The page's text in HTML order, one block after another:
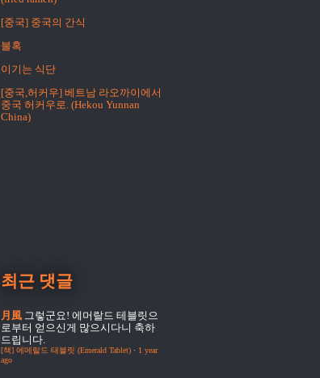
[중국] 중국의 간식
불혹
이기는 식단
[중국,허커우] 베트남 라오까이에서
중국 허커우로. (Hekou Yunnan
China)
최근 댓글
月風 그렇군요! 에머랄드 테블릿으
로부터 얻으신게 많으시다니 축하
드립니다.
[책] 에메랄드 태블릿 (Emerald Tablet) · 1 year
ago